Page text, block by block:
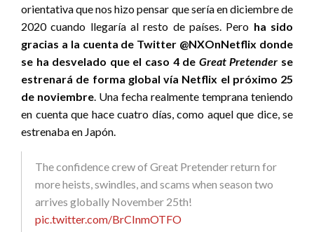
orientativa que nos hizo pensar que sería en diciembre de
2020 cuando llegaría al resto de países. Pero ha sido
gracias a la cuenta de Twitter @NXOnNetflix donde
se ha desvelado que el caso 4 de Great Pretender se
estrenará de forma global vía Netflix el próximo 25
de noviembre. Una fecha realmente temprana teniendo
en cuenta que hace cuatro días, como aquel que dice, se
estrenaba en Japón.
The confidence crew of Great Pretender return for
more heists, swindles, and scams when season two
arrives globally November 25th!
pic.twitter.com/BrCInmOTFO